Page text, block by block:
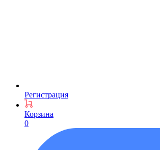
Регистрация
Корзина
0